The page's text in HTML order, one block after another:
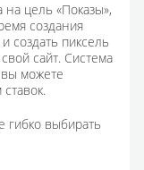
цель «Показы»,
создания
создать пиксель
сайт. Система
вы можете
гибко выбирать